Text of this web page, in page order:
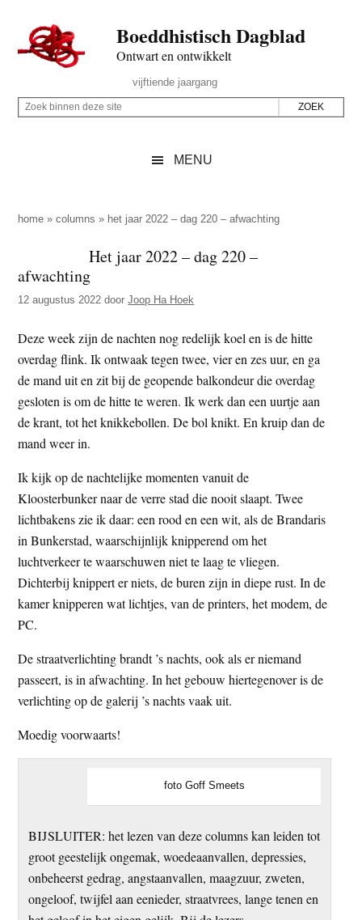
naar
de
inhoud
secondary
naar
de
sidebar
naar
de
Boeddhistisch Dagblad
Ontwart en ontwikkelt
Rechts
vijftiende jaargang
Z
p
z
e
s
i
t
e
Z
i
e
n
e
z
e
s
i
t
MENU
home »columns » het jaar 2022 – dag 220 – afwachting
Het jaar 2022 – dag 220 –
afwachting
12 augustus 2022 doorJoop Ha Hoek
Deze week zijn de nachten nog redelijk koel en is de hitte
overdag flink. Ik ontwaak tegen twee, vier en zes uur, en ga
de mand uit en zit bij de geopende balkondeur die overdag
gesloten is om de hitte te weren. Ik werk dan een uurtje aan
de krant, tot het knikkebollen. De bol knikt. En kruip dan de
mand weer in.
Ik kijk op de nachtelijke momenten vanuit de
Kloosterbunker naar de verre stad die nooit slaapt. Twee
lichtbakens zie ik daar: een rood en een wit, als de Brandaris
in Bunkerstad, waarschijnlijk knipperend om het
luchtverkeer te waarschuwen niet te laag te vliegen.
Dichterbij knippert er niets, de buren zijn in diepe rust. In de
kamer knipperen wat lichtjes, van de printers, het modem, de
PC.
De straatverlichting brandt ’s nachts, ook als er niemand
passeert, is in afwachting. In het gebouw hiertegenover is de
verlichting op de galerij ’s nachts vaak uit.
Moedig voorwaarts!
foto Goff Smeets
BIJSLUITER: het lezen van deze columns kan leiden tot
groot geestelijk ongemak, woedeaanvallen, depressies,
onbeheerst gedrag, angstaanvallen, maagzuur, zweten,
ongeloof, twijfel aan eenieder, straatvrees, lange tenen en